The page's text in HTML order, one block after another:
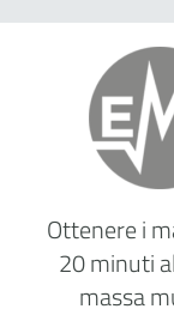
Ottenere i
20 minuti
massa